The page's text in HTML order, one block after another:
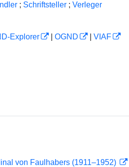
; Schriftsteller ; Verleger
Explorer OGND
VIAF
von Faulhabers (1911–1952)